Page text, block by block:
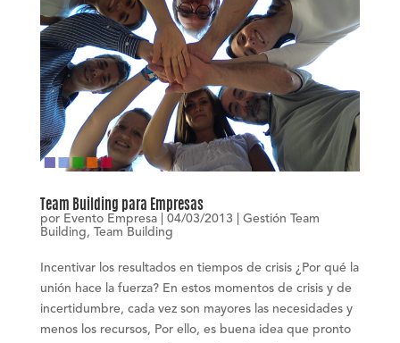
Team Building para Empresas
por Evento Empresa| 04/03/2013
Gestión Team
Building, Team Building
Incentivar los resultados en tiempos de crisis ¿Por qué la
unión hace la fuerza? En estos momentos de crisis y de
incertidumbre, cada vez son mayores las necesidades y
menos los recursos, Por ello, es buena idea que pronto